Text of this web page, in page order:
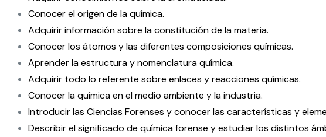
Conocer el origen de la química.
Adquirir información sobre la constitución de la materia.
Conocer los átomos y las diferentes composiciones químicas.
Aprender la estructura y nomenclatura química.
Adquirir todo lo referente sobre enlaces y reacciones químicas.
Conocer la química en el medio ambiente y la industria.
Introducir las Ciencias Forenses y conocer las características y
Describir el significado de química forense y estudiar los distintos